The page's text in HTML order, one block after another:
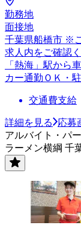
勤務地
面接地
千葉県船橋市 ※
求人内をご確認く
「熱海」駅から
カー通勤ＯＫ・
交通費支給
詳細を見る
応募
アルバイト・パ
ラーメン横綱 千